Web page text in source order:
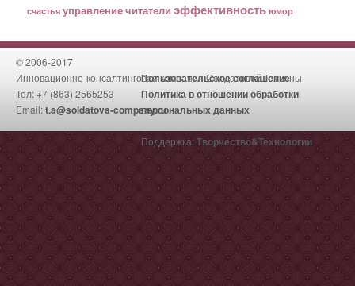
счастья управлениечитатели эффективность юмор
© 2006-2017
Инновационно-консалтинговая компания Солдатовой Татьяны
Тел: +7 (863) 2565253
Email:t.a@soldatova-company.ru
Пользовательское соглашение
Политика в отношении обработки
персональных данных
Поддержка:Творчество&Технологии